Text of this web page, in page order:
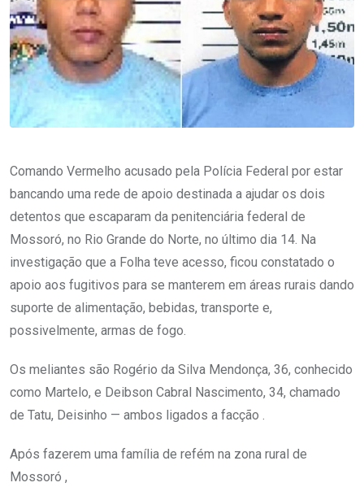
Comando Vermelho acusado pela Polícia Federal por estar
bancando uma rede de apoio destinada a ajudar os dois
detentos que escaparam da penitenciária federal de
Mossoró, no Rio Grande do Norte, no último dia 14. Na
investigação que a Folha teve acesso, ficou constatado o
apoio aos fugitivos para se manterem em áreas rurais dando
suporte de alimentação, bebidas, transporte e,
possivelmente, armas de fogo.
Os meliantes são Rogério da Silva Mendonça, 36, conhecido
como Martelo, e Deibson Cabral Nascimento, 34, chamado
de Tatu, Deisinho — ambos ligados a facção .
Após fazerem uma família de refém na zona rural de
Mossoró ,